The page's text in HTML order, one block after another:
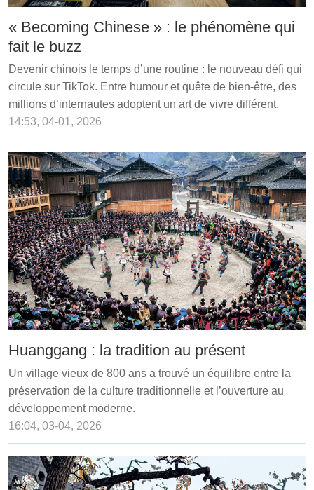
« Becoming Chinese » : le phénomène qui
fait le buzz
Devenir chinois le temps d’une routine : le nouveau défi qui
circule sur TikTok. Entre humour et quête de bien-être, des
millions d’internautes adoptent un art de vivre différent.
14:53, 04-01, 2026
Huanggang : la tradition au présent
Un village vieux de 800 ans a trouvé un équilibre entre la
préservation de la culture traditionnelle et l’ouverture au
développement moderne.
16:04, 03-04, 2026